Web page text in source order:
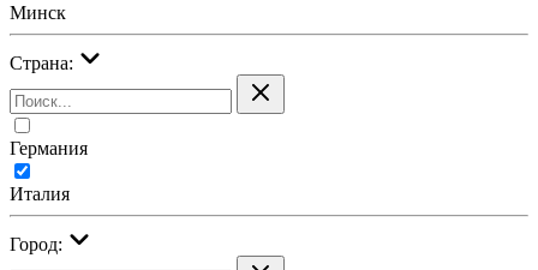
Минск
Страна:
Германия
Италия
Город: